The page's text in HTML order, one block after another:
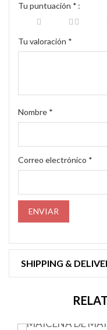
Tu puntuación *
Tu valoración *
Nombre *
Correo electrónico *
SHIPPING &